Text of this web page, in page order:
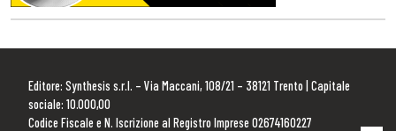
Editore: Synthesis s.r.l. – Via Maccani, 108/21 – 38121 Trento | Capitale
sociale: 10.000,00
Codice Fiscale e N. Iscrizione al Registro Imprese 02674160227